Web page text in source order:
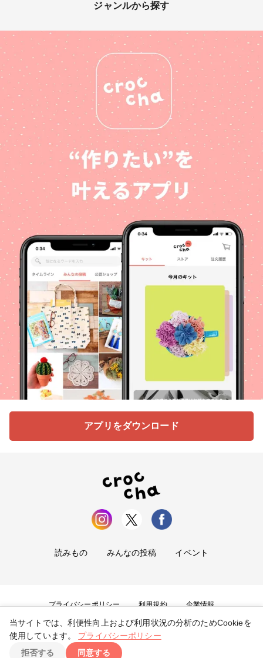
ジャンルから探す
アプリをダウンロード
読みもの みんなの投稿 イベント
プライバシーポリシー 利用規約 企業情報
お問い合わせ
Copyright ©2026tryangle Co., Ltd. All Rights Reserved.
当サイトでは、利便性向上および利用状況の分析のためCookieを
使用しています。
プライバシーポリシー
拒否する
同意する